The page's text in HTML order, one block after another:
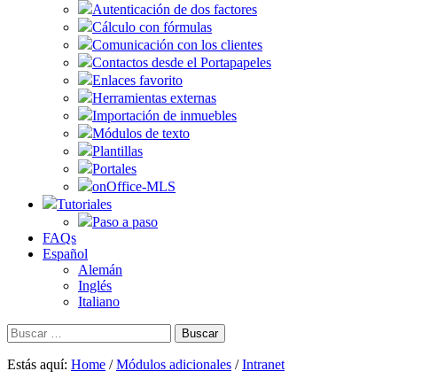
Autenticación de dos factores
Cálculo con fórmulas
Comunicación con los clientes
Contactos desde el Portapapeles
Enlaces favorito
Herramientas externas
Importación de inmuebles
Módulos de texto
Plantillas
Portales
onOffice-MLS
Tutoriales
Paso a paso
FAQs
Español
Alemán
Inglés
Italiano
Buscar:
Estás aquí: Home /Módulos adicionales /Intranet